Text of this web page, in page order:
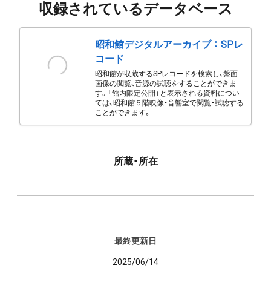
収録されているデータベース
昭和館デジタルアーカイブ ： SPレ
コード
昭和館が収蔵するSPレコードを検索し、盤面
画像の閲覧、音源の試聴をすることができま
す。「館内限定公開」と表示される資料につい
ては、昭和館５階映像・音響室で閲覧・試聴する
ことができます。
所蔵・所在
最終更新日
2025/06/14